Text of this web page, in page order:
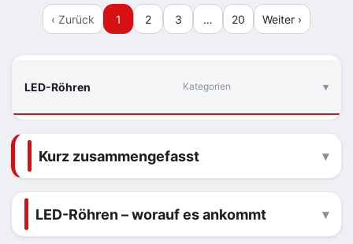
LED-Röhren Kategorien
‹ Zurück 1 2 3 … 20 Weiter ›
Kurz zusammengefasst
LED-Röhren – worauf es ankommt